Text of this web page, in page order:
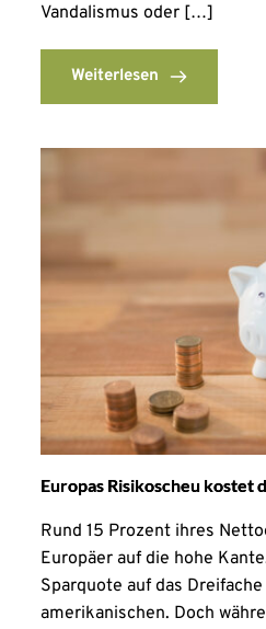
Vandalismus oder […]
Weiterlesen
Europas Risikoscheu kostet
Rund 15 Prozent ihres
Europäer auf die hohe
Sparquote auf das
amerikanischen. Doch